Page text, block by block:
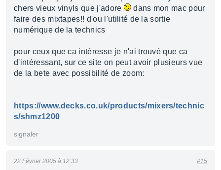
chers vieux vinyls que j'adore
dans mon mac pour
faire des mixtapes!! d'ou l'utilité de la sortie
numérique de la technics
pour ceux que ca intéresse je n'ai trouvé que ca
d'intéressant, sur ce site on peut avoir plusieurs vue
de la bete avec possibilité de zoom:
https://www.decks.co.uk/products/mixers/technic
s/shmz1200
signaler
22 Février 2005 à 12:33 #15